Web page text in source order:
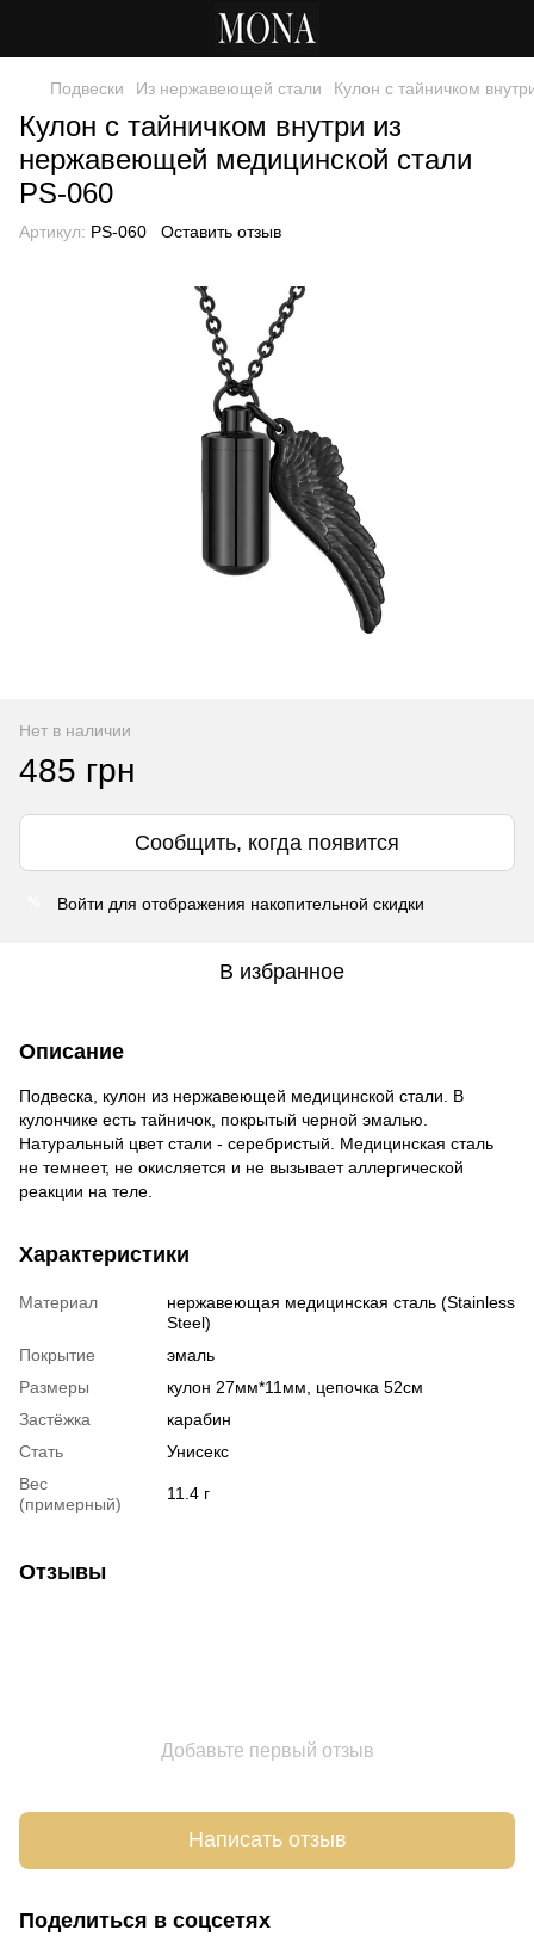
Подвески Из нержавеющей стали Кулон с тайничком
Кулон с тайничком внутри из
нержавеющей медицинской стали
PS-060
Артикул: PS-060 Оставить отзыв
Нет в наличии
485 грн
Сообщить, когда появится
Войти для отображения накопительной скидки
В избранное
Описание
Подвеска, кулон из нержавеющей медицинской стали. В
кулончике есть тайничок, покрытый черной эмалью.
Натуральный цвет стали - серебристый. Медицинская сталь
не темнеет, не окисляется и не вызывает аллергической
реакции на теле.
Характеристики
Материал
нержавеющая медицинская сталь (Stainless
Steel)
Покрытие
эмаль
Размеры
кулон 27мм*11мм, цепочка 52см
Застёжка
карабин
Стать
Унисекс
Вес
(примерный)
11.4 г
Отзывы
Добавьте первый отзыв
Написать отзыв
Поделиться в соцсетях